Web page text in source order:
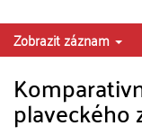
Zobrazit záznam
plaveckého